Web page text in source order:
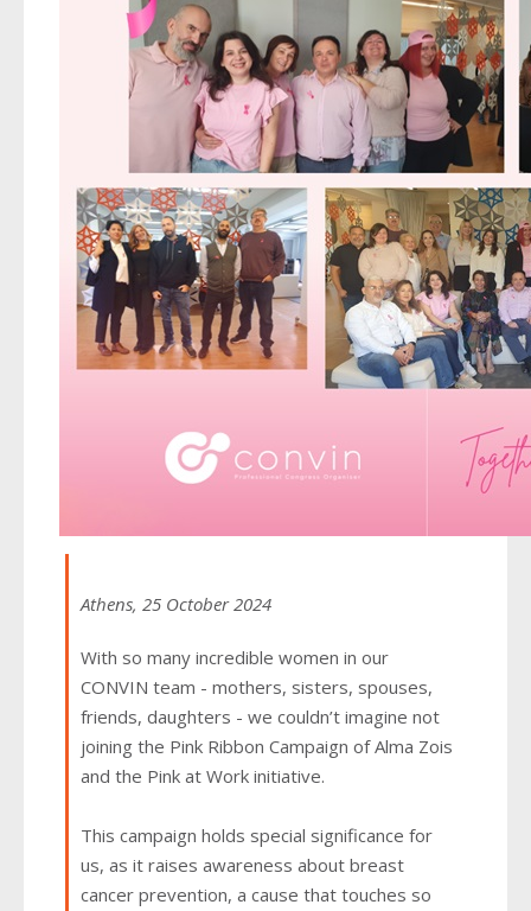
Athens, 25 October 2024
With so many incredible women in our
CONVIN team - mothers, sisters, spouses,
friends, daughters - we couldn’t imagine not
joining the Pink Ribbon Campaign of Alma Zois
and the Pink at Work initiative.
This campaign holds special significance for
us, as it raises awareness about breast
cancer prevention, a cause that touches so